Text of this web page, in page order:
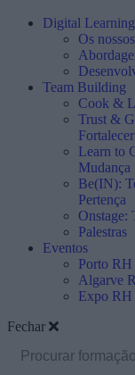
Digital Learning
Os
Team Building
Cook &
Trust &
Learn to
Mudança
Be(IN):
Pertença
Onstage:
Palestras
Eventos
Porto
Algarve
Expo RH
Fechar